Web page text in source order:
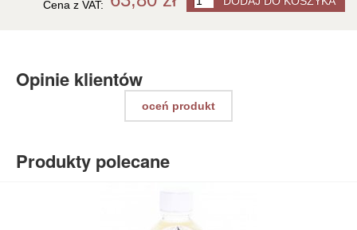
Cena z VAT:
Opinie klientów
oceń produkt
Produkty polecane